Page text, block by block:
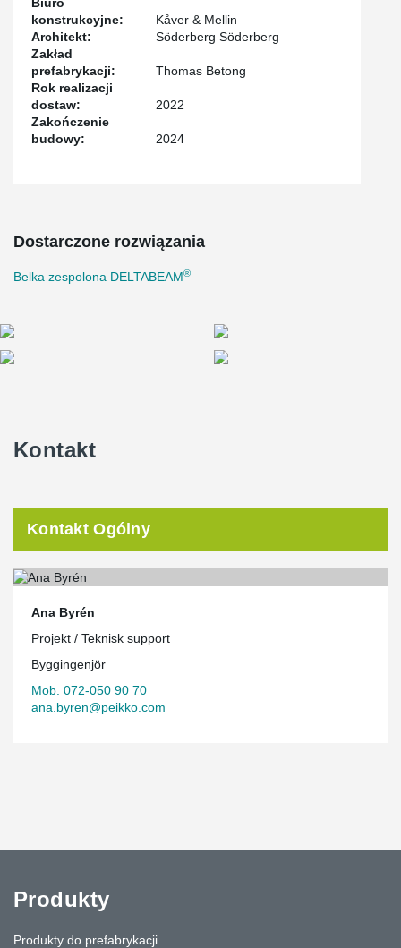
konstrukcyjne:
Kåver & Mellin
Architekt:
Söderberg Söderberg
Zakład
prefabrykacji:
Thomas Betong
Rok realizacji
dostaw:
2022
Zakończenie
budowy:
2024
Dostarczone rozwiązania
Belka zespolona DELTABEAM®
Kontakt
Kontakt Ogólny
Ana Byrén
Projekt / Teknisk support
Byggingenjör
Mob. 072-050 90 70
ana.byren@peikko.com
Produkty
Produkty do prefabrykacji